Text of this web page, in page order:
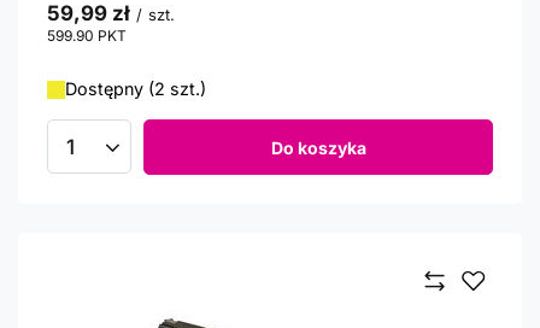
59,99 zł / szt.
599.90 PKT
Dostępny (2 szt.)
Ilość produktów Do koszyka